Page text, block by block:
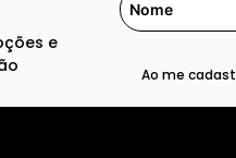
e
Ao me